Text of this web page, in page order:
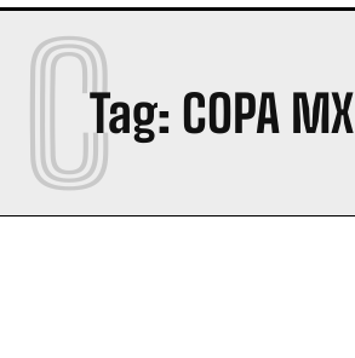
Tag: COPA MX
C